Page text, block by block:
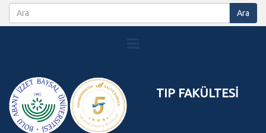
TIP FAKÜLTESİ